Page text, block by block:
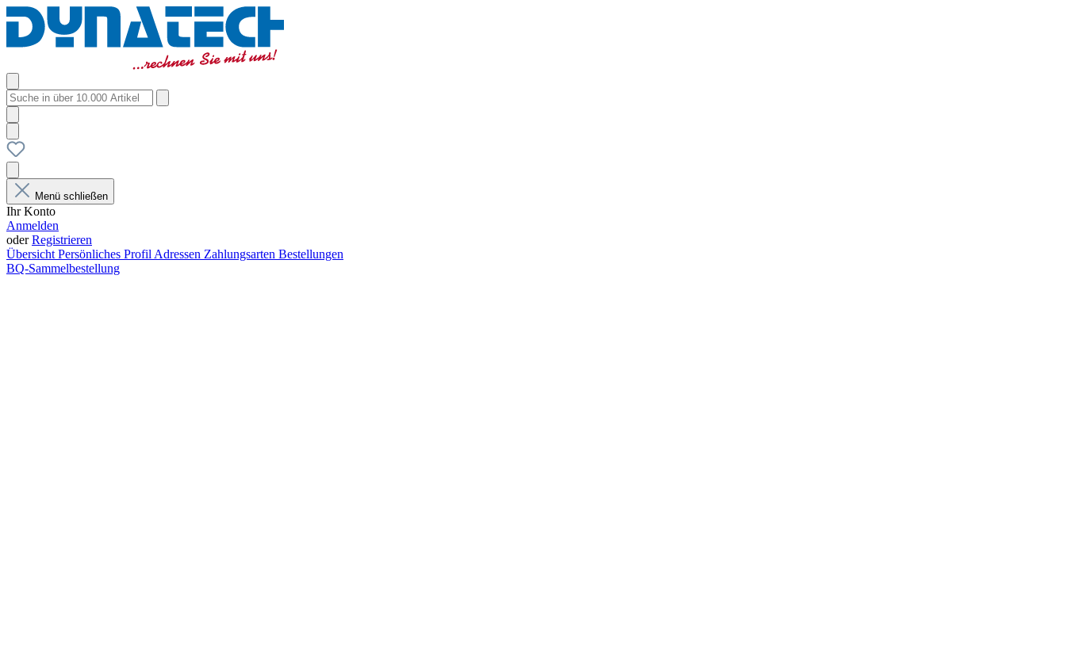
Menü schließen
Ihr Konto
Anmelden
oderRegistrieren
Übersicht Persönliches Profil Adressen Zahlungsarten Bestellungen
BQ-Sammelbestellung